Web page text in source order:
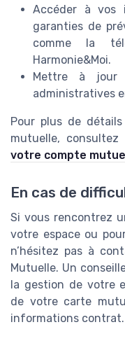
Accéder à vos
garanties de
comme la
Harmonie&Moi.
Mettre à jour
administratives
Pour plus de
mutuelle, consultez
votre compte
En cas de
Si vous rencontrez
votre espace ou
n’hésitez pas à
Mutuelle. Un
la gestion de votre
de votre carte
informations contrat.